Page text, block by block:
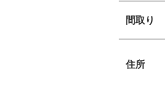
間取り
住所